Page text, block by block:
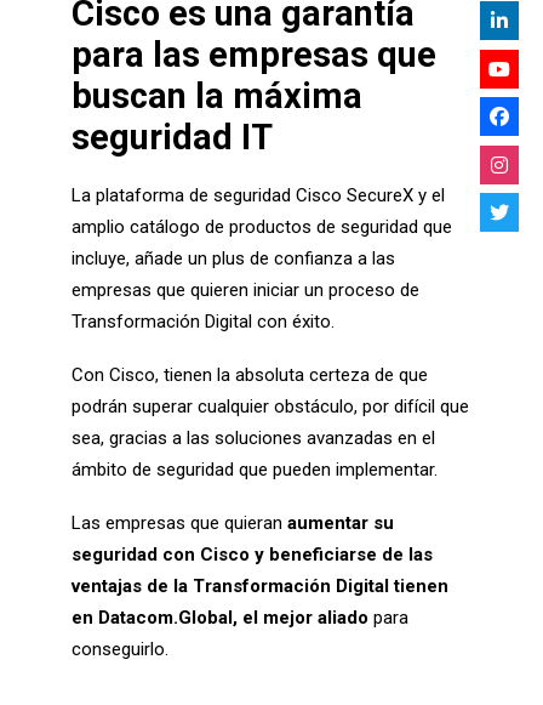
Cisco es una garantía
para las empresas que
buscan la máxima
seguridad IT
La plataforma de seguridad Cisco SecureX y el
amplio catálogo de productos de seguridad que
incluye, añade un plus de confianza a las
empresas que quieren iniciar un proceso de
Transformación Digital con éxito.
Con Cisco, tienen la absoluta certeza de que
podrán superar cualquier obstáculo, por difícil que
sea, gracias a las soluciones avanzadas en el
ámbito de seguridad que pueden implementar.
Las empresas que quieran aumentar su
seguridad con Cisco y beneficiarse de las
ventajas de la Transformación Digital tienen
en Datacom.Global, el mejor aliado para
conseguirlo.